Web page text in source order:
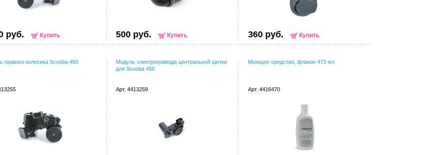
руб. Купить 500 руб. Купить 360 руб. Купить
правого колесика Scooba 450
Модуль электропривода центральной щетки
для Scooba 450
Арт. 4413259
Моющее средство, флакон 473 мл
Арт. 4416470